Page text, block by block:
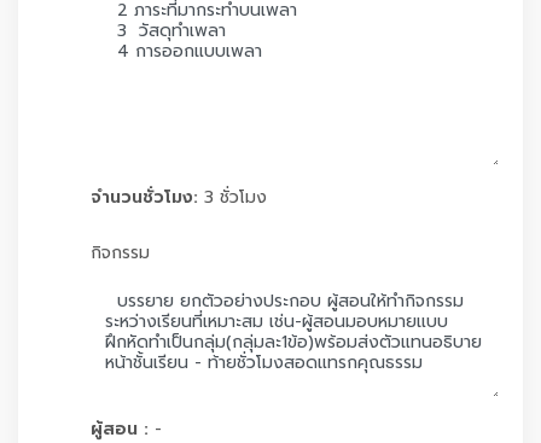
จำนวนชั่วโมง: 3 ชั่วโมง
กิจกรรม
ผู้สอน : -